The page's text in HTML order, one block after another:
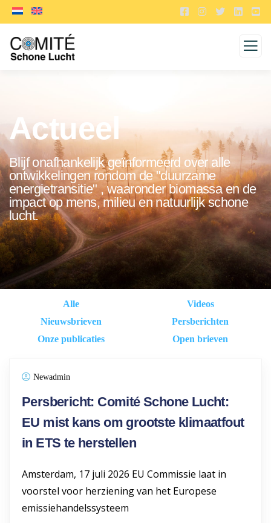
Actueel
Blijf onafhankelijk geïnformeerd over alle
ontwikkelingen rondom de "duurzame
energietransitie" , waaronder biomassa en de
impact op mens, milieu en natuurlijk schone
lucht.
Alle
Videos
Nieuwsbrieven
Persberichten
Onze publicaties
Open brieven
Newadmin
Persbericht: Comité Schone Lucht:
EU mist kans om grootste klimaatfout
in ETS te herstellen
Amsterdam, 17 juli 2026 EU Commissie laat in
voorstel voor herziening van het Europese
emissiehandelssysteem